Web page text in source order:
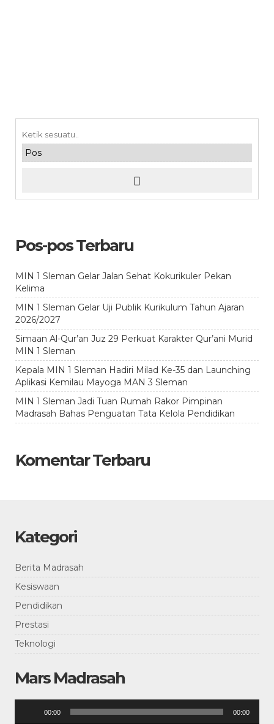
Pos-pos Terbaru
MIN 1 Sleman Gelar Jalan Sehat Kokurikuler Pekan
Kelima
MIN 1 Sleman Gelar Uji Publik Kurikulum Tahun Ajaran
2026/2027
Simaan Al-Qur’an Juz 29 Perkuat Karakter Qur’ani Murid
MIN 1 Sleman
Kepala MIN 1 Sleman Hadiri Milad Ke-35 dan Launching
Aplikasi Kemilau Mayoga MAN 3 Sleman
MIN 1 Sleman Jadi Tuan Rumah Rakor Pimpinan
Madrasah Bahas Penguatan Tata Kelola Pendidikan
Komentar Terbaru
Kategori
Berita Madrasah
Kesiswaan
Pendidikan
Prestasi
Teknologi
Mars Madrasah
00:00 00:00